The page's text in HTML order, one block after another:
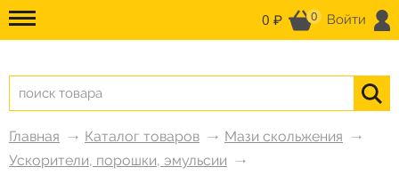
0 ₽ 0 Войти
Главная Каталог товаров
Мази скольжения
Ускорители, порошки, эмульсии